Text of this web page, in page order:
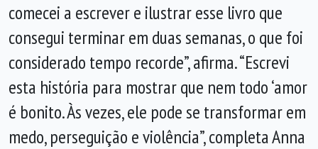
comecei a escrever e ilustrar esse livro que
consegui terminar em duas semanas, o que foi
considerado tempo recorde”, afirma. “Escrevi
esta história para mostrar que nem todo ‘amor
é bonito. Às vezes, ele pode se transformar em
medo, perseguição e violência”, completa Anna